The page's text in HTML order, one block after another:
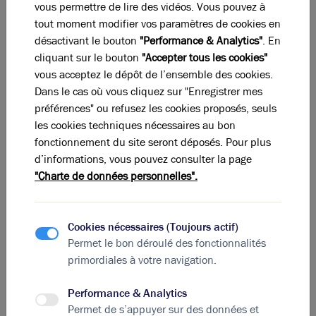
l'environnement. Cela inclut des initiatives comme la
réduction de l'utilisation de solvants chimiques,
l’adoption de matières premières renouvelables ou la
modification des procédés de fabrication pour
minimiser les déchets et la consommation d’énergie.
L’utilisation d’énergies renouvelables
L'un des objectifs de la transition verte est l'utilisation
d'énergies renouvelables. Des projets de grande
envergure sont en cours pour intégrer des énergies
solaires, éoliennes et de biomasse dans les chaînes de
L’économie circulaire et le recyclage des
matériaux
Enfin, la mise en place d’un modèle d’économie
Chimie. Les entreprises commencent à adopter des
vous permettre de lire des vidéos. Vous pouvez à
tout moment modifier vos paramètres de cookies en
désactivant le bouton "Performance & Analytics". En
cliquant sur le bouton "Accepter tous les cookies"
vous acceptez le dépôt de l’ensemble des cookies.
Dans le cas où vous cliquez sur "Enregistrer mes
préférences" ou refusez les cookies proposés, seuls
les cookies techniques nécessaires au bon
fonctionnement du site seront déposés. Pour plus
d’informations, vous pouvez consulter la page
"Charte de données personnelles".
Cookies nécessaires (Toujours actif)
Permet le bon déroulé des fonctionnalités
primordiales à votre navigation.
Performance & Analytics
Permet de s’appuyer sur des données et